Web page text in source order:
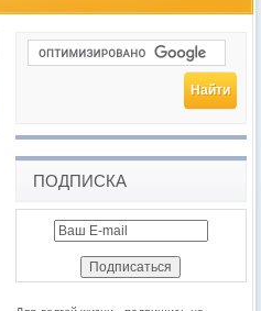
ПОДПИСКА